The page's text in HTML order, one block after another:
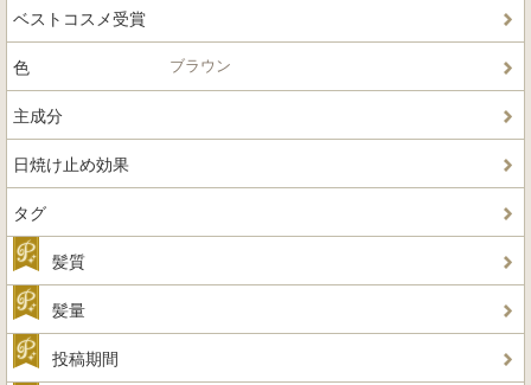
ベストコスメ受賞
色 ブラウン
主成分
日焼け止め効果
タグ
髪質
髪量
投稿期間